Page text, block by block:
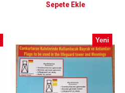
Sepete Ekle
Yeni